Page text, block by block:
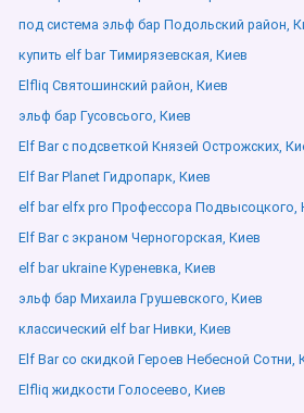
под система эльф бар Подольский район,
купить elf bar Тимирязевская, Киев
Elfliq Святошинский район, Киев
эльф бар Гусовсього, Киев
Elf Bar с подсветкой Князей Острожских,
Elf Bar Planet Гидропарк, Киев
elf bar elfx pro Профессора Подвысоцкого,
Elf Bar с экраном Черногорская, Киев
elf bar ukraine Куреневка, Киев
эльф бар Михаила Грушевского, Киев
классический elf bar Нивки, Киев
Elf Bar со скидкой Героев Небесной Сотни,
Elfliq жидкости Голосеево, Киев